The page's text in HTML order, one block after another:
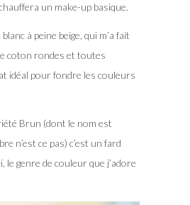
un make-up basique.
à peine beige, qui m’a fait
coton rondes et toutes
idéal pour fondre les couleurs
Brun (dont le nom est
n’est ce pas) c’est un fard
le genre de couleur que j’adore